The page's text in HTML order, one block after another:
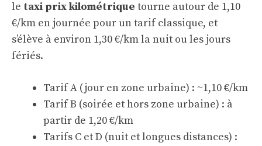
le taxi prix kilométrique tourne autour de 1,10
€/km en journée pour un tarif classique, et
s’élève à environ 1,30 €/km la nuit ou les jours
fériés.
Tarif A (jour en zone urbaine) : ~1,10 €/km
Tarif B (soirée et hors zone urbaine) : à
partir de 1,20 €/km
Tarifs C et D (nuit et longues distances) :